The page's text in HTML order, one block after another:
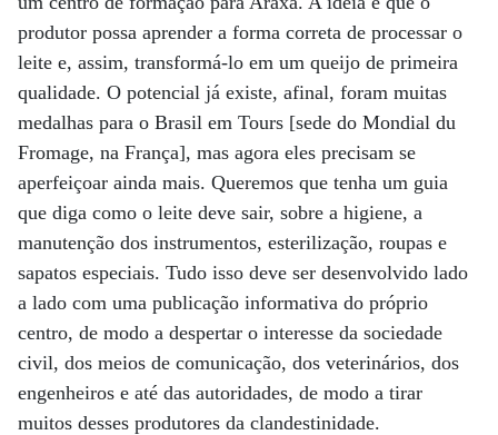
produtor possa aprender a forma correta de processar o
leite e, assim, transformá-lo em um queijo de primeira
qualidade. O potencial já existe, afinal, foram muitas
medalhas para o Brasil em Tours [sede do Mondial du
Fromage, na França], mas agora eles precisam se
aperfeiçoar ainda mais. Queremos que tenha um guia
que diga como o leite deve sair, sobre a higiene, a
manutenção dos instrumentos, esterilização, roupas e
sapatos especiais. Tudo isso deve ser desenvolvido lado
a lado com uma publicação informativa do próprio
centro, de modo a despertar o interesse da sociedade
civil, dos meios de comunicação, dos veterinários, dos
engenheiros e até das autoridades, de modo a tirar
muitos desses produtores da clandestinidade.